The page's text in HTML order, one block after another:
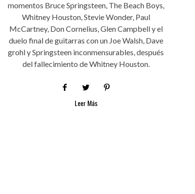
momentos Bruce Springsteen, The Beach Boys,
Whitney Houston, Stevie Wonder, Paul
McCartney, Don Cornelius, Glen Campbell y el
duelo final de guitarras con un Joe Walsh, Dave
grohl y Springsteen inconmensurables, después
del fallecimiento de Whitney Houston.
Leer Más